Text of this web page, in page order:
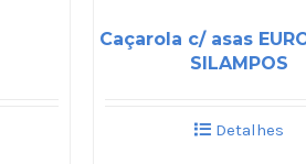
Caçarola c/ asas
SILAMPOS
Detalhes